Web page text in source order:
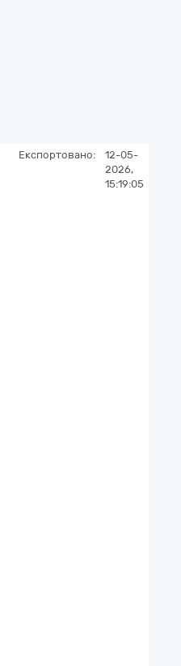
Експортовано:
12-05-
2026,
15:19:05